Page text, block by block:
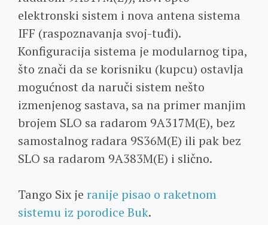
elektronski sistem i nova antena sistema
IFF (raspoznavanja svoj-tuđi).
Konfiguracija sistema je modularnog tipa,
što znači da se korisniku (kupcu) ostavlja
mogućnost da naruči sistem nešto
izmenjenog sastava, sa na primer manjim
brojem SLO sa radarom 9A317M(E), bez
samostalnog radara 9S36M(E) ili pak bez
SLO sa radarom 9A383M(E) i slično.
Tango Six je ranije pisao o raketnom
sistemu iz porodice Buk.